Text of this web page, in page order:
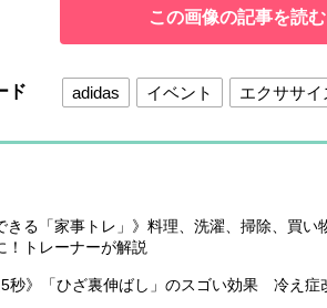
この画像の記事を読む
ド adidas イベント エクササイ
きる「家事トレ」》料理、洗濯、掃除、買
！トレーナーが解説
5秒》「ひざ裏伸ばし」のスゴい効果 冷え